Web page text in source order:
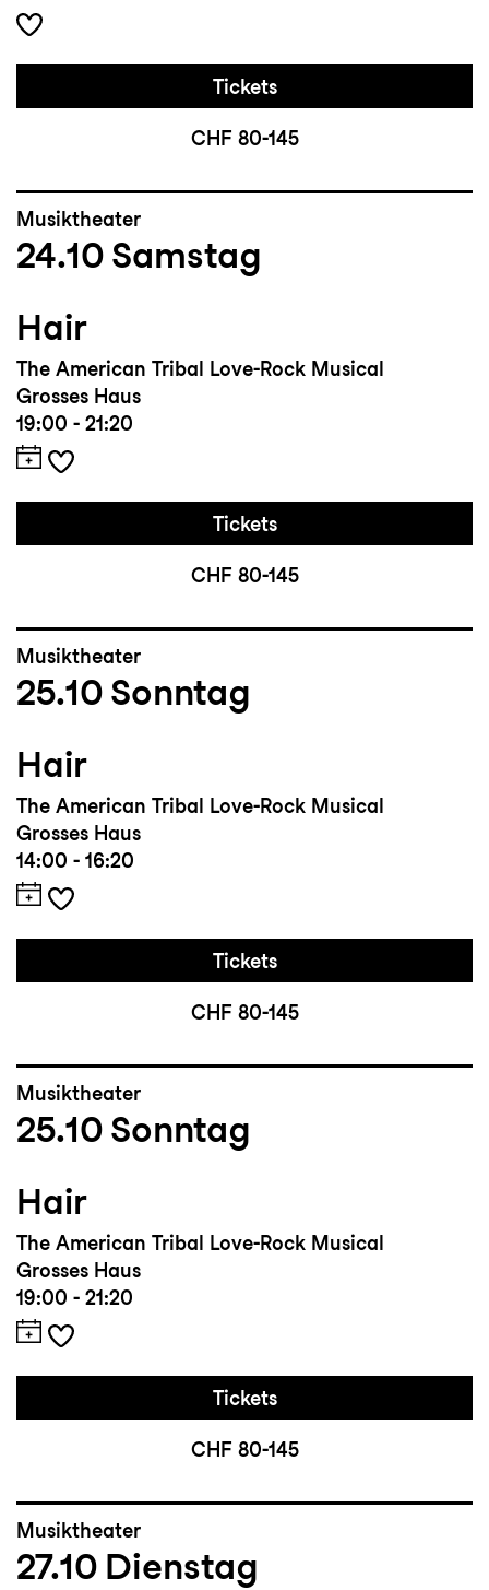
Tickets
CHF 80-145
Musiktheater
24.10 Samstag
Hair
The American Tribal Love-Rock Musical
Grosses Haus
19:00 - 21:20
Tickets
CHF 80-145
Musiktheater
25.10 Sonntag
Hair
The American Tribal Love-Rock Musical
Grosses Haus
14:00 - 16:20
Tickets
CHF 80-145
Musiktheater
25.10 Sonntag
Hair
The American Tribal Love-Rock Musical
Grosses Haus
19:00 - 21:20
Tickets
CHF 80-145
Musiktheater
27.10 Dienstag